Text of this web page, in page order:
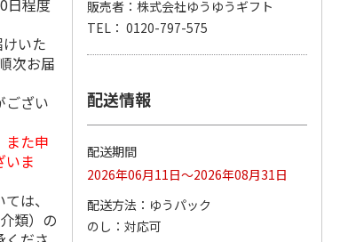
ＥＢ定期便つぶら
バラエティコース
4.6（11）
円
料・税込)
ももうめ・りんごう
4.4
（14）
3,460円
(送料・税込)
２箱
日程度
いた
次お届
ござい
また申
いま
は、
類）の
販売者：株式会社ゆうゆうギフト
TEL： 0120-797-575
配送情報
配送期間
2026年06月11日～2026年08月31日
配送方法
ゆうパック
のし
対応可